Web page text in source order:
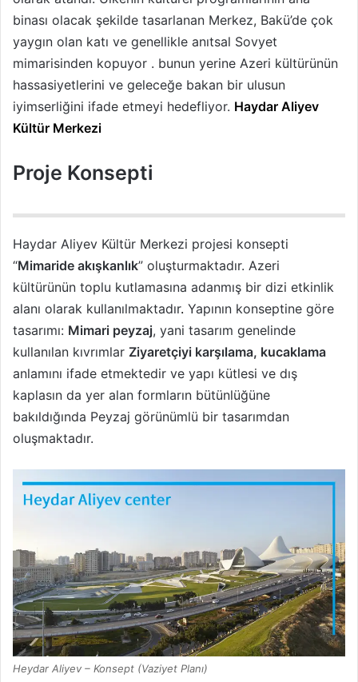
binası olacak şekilde tasarlanan Merkez, Bakü’de çok
yaygın olan katı ve genellikle anıtsal Sovyet
mimarisinden kopuyor . bunun yerine Azeri kültürünün
hassasiyetlerini ve geleceğe bakan bir ulusun
iyimserliğini ifade etmeyi hedefliyor. Haydar Aliyev
Kültür Merkezi
Proje Konsepti
Haydar Aliyev Kültür Merkezi projesi konsepti
“Mimaride akışkanlık” oluşturmaktadır. Azeri
kültürünün toplu kutlamasına adanmış bir dizi etkinlik
alanı olarak kullanılmaktadır. Yapının konseptine göre
tasarımı: Mimari peyzaj, yani tasarım genelinde
kullanılan kıvrımlar Ziyaretçiyi karşılama, kucaklama
anlamını ifade etmektedir ve yapı kütlesi ve dış
kaplasın da yer alan formların bütünlüğüne
bakıldığında Peyzaj görünümlü bir tasarımdan
oluşmaktadır.
Heydar Aliyev – Konsept (Vaziyet Planı)